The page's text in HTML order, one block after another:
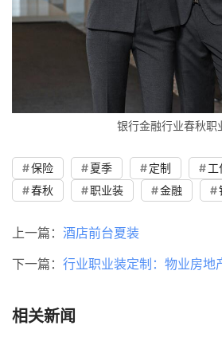
银行金融行业春秋职
保险 夏季 定制 工
春秋
职业装 金融
上一篇： 酒店前台夏装
下一篇： 行业职业装定制：物业房地
相关新闻